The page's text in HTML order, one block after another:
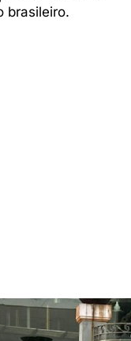
brasileiro.